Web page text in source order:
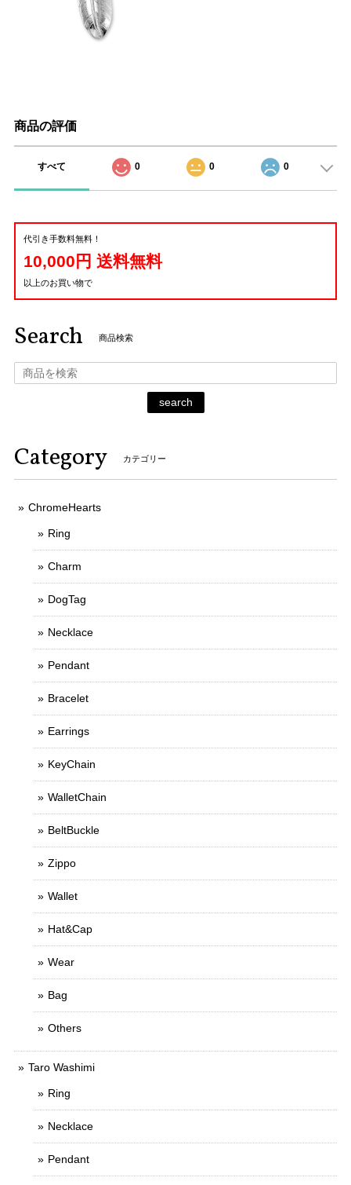
商品の評価
すべて 0 0 0
代引き手数料無料！
10,000円 送料無料
以上のお買い物で
Search 商品検索
search
Category カテゴリー
ChromeHearts
Ring
Charm
DogTag
Necklace
Pendant
Bracelet
Earrings
KeyChain
WalletChain
BeltBuckle
Zippo
Wallet
Hat&Cap
Wear
Bag
Others
Taro Washimi
Ring
Necklace
Pendant